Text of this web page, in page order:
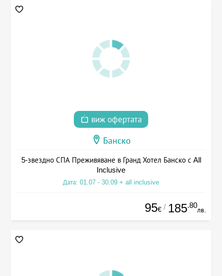
виж офертата
Банско
5-звездно СПА Преживяване в Гранд Хотел Банско с All
Inclusive
Дата: 01.07 - 30.09 + all inclusive
95€ / 185.80
лв.